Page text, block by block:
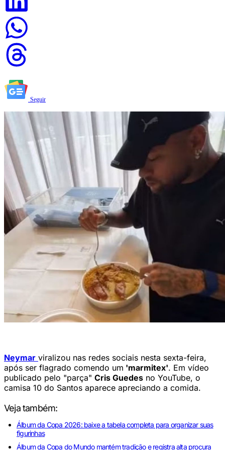
Seguir
Neymar viralizou nas redes sociais nesta sexta-feira,
após ser flagrado comendo um 'marmitex'. Em vídeo
publicado pelo "parça" Cris Guedes no YouTube, o
camisa 10 do Santos aparece apreciando a comida.
Veja também:
Álbum da Copa 2026: baixe a tabela completa para organizar suas
figurinhas
Álbum da Copa do Mundo mantém tradição e registra alta procura